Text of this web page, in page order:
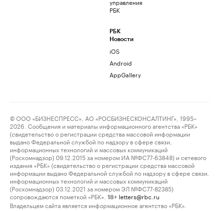
управления
РБК
РБК
Новости
iOS
Android
AppGallery
© ООО «БИЗНЕСПРЕСС», АО «РОСБИЗНЕСКОНСАЛТИНГ», 1995–
2026. Сообщения и материалы информационного агентства «РБК»
(свидетельство о регистрации средства массовой информации
выдано Федеральной службой по надзору в сфере связи,
информационных технологий и массовых коммуникаций
(Роскомнадзор) 09.12.2015 за номером ИА №ФС77-63848) и сетевого
издания «РБК» (свидетельство о регистрации средства массовой
информации выдано Федеральной службой по надзору в сфере связи,
информационных технологий и массовых коммуникаций
(Роскомнадзор) 03.12.2021 за номером ЭЛ №ФС77-82385)
сопровождаются пометкой «РБК».
18+ letters@rbc.ru
Владельцем сайта является информационное агентство «РБК».